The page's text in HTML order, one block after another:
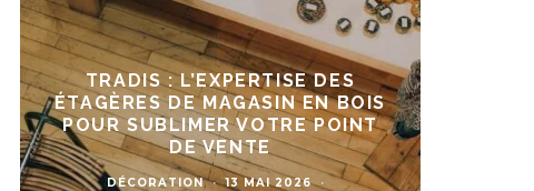
TRADIS : L’EXPERTISE DES
ÉTAGÈRES DE MAGASIN EN BOIS
POUR SUBLIMER VOTRE POINT
DE VENTE
DÉCORATION · 13 MAI 2026
·